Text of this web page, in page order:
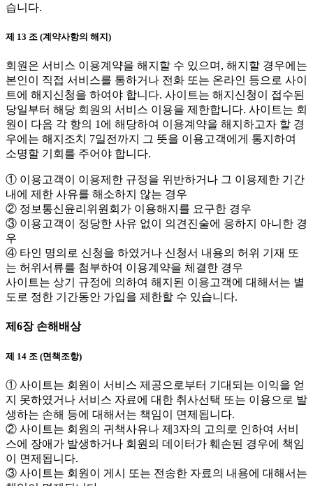
습니다.
제 13 조 (계약사항의 해지)
회원은 서비스 이용계약을 해지할 수 있으며, 해지할 경우에는
본인이 직접 서비스를 통하거나 전화 또는 온라인 등으로 사이
트에 해지신청을 하여야 합니다. 사이트는 해지신청이 접수된
당일부터 해당 회원의 서비스 이용을 제한합니다. 사이트는 회
원이 다음 각 항의 1에 해당하여 이용계약을 해지하고자 할 경
우에는 해지조치 7일전까지 그 뜻을 이용고객에게 통지하여
소명할 기회를 주어야 합니다.
① 이용고객이 이용제한 규정을 위반하거나 그 이용제한 기간
내에 제한 사유를 해소하지 않는 경우
② 정보통신윤리위원회가 이용해지를 요구한 경우
③ 이용고객이 정당한 사유 없이 의견진술에 응하지 아니한 경
우
④ 타인 명의로 신청을 하였거나 신청서 내용의 허위 기재 또
는 허위서류를 첨부하여 이용계약을 체결한 경우
사이트는 상기 규정에 의하여 해지된 이용고객에 대해서는 별
도로 정한 기간동안 가입을 제한할 수 있습니다.
제6장 손해배상
제 14 조 (면책조항)
① 사이트는 회원이 서비스 제공으로부터 기대되는 이익을 얻
지 못하였거나 서비스 자료에 대한 취사선택 또는 이용으로 발
생하는 손해 등에 대해서는 책임이 면제됩니다.
② 사이트는 회원의 귀책사유나 제3자의 고의로 인하여 서비
스에 장애가 발생하거나 회원의 데이터가 훼손된 경우에 책임
이 면제됩니다.
③ 사이트는 회원이 게시 또는 전송한 자료의 내용에 대해서는